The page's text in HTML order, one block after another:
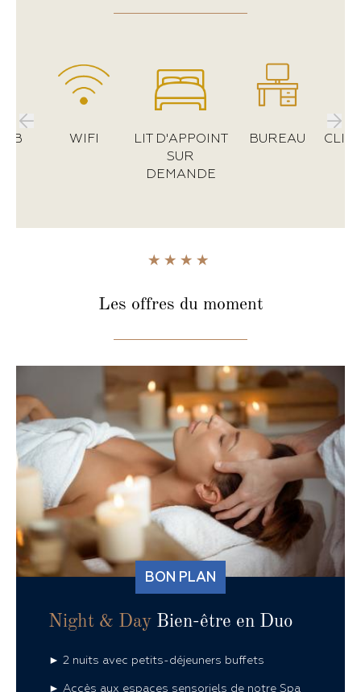
WIFI
LIT D'APPOINT
SUR
DEMANDE
BUREAU
Les offres du moment
Night & Day Bien-être en Duo
► 2 nuits avec petits-déjeuners buffets
► Accès aux espaces sensoriels de notre Spa
BON PLAN